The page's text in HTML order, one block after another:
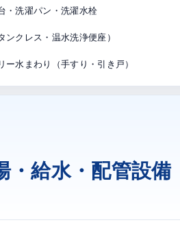
・洗濯パン・洗濯水栓
ンクレス・温水洗浄便座）
ー水まわり（手すり・引き戸）
・給水・配管設備